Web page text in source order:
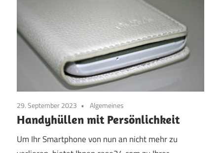
29. September 2023 Algemeines
Handyhüllen mit Persönlichkeit
Um Ihr Smartphone von nun an nicht mehr zu